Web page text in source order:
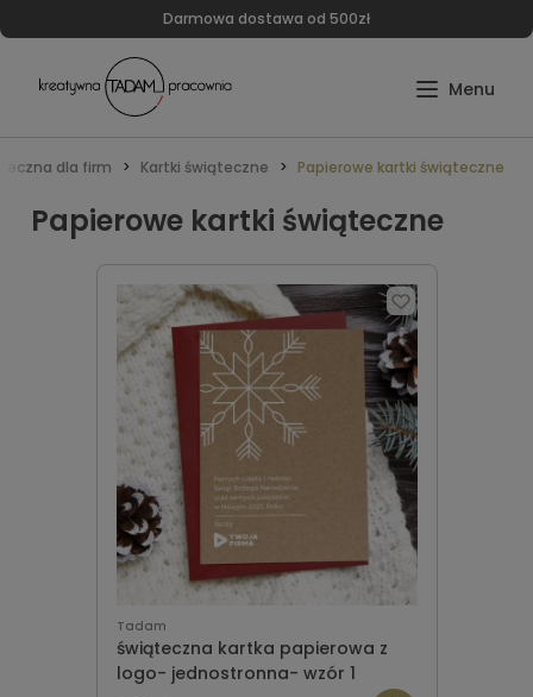
Darmowa dostawa od 500zł
dla firm Kartki świąteczne Papierowe kartki świąteczne
Papierowe kartki świąteczne
Tadam
świąteczna kartka papierowa z
logo- jednostronna- wzór 1